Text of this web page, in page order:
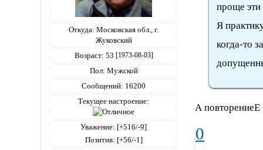
Откуда: Московская обл., г.
Жуковский
Возраст: 53 [1973-08-03]
Пол: Мужской
Сообщений: 16200
Текущее настроение:
Уважение: [+516/-9]
Позитив: [+56/-1]
проще
Я
когда-то
А повторениеЕ
0